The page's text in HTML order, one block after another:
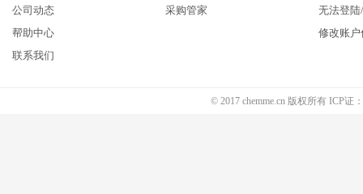
公司动态
帮助中心
联系我们
采购管家
无法登
修改账户
© 2017 chemme.cn 版权所有 ICP证：